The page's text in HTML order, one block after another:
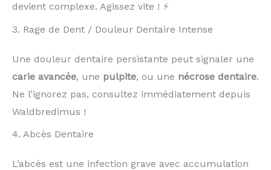
devient complexe. Agissez vite ! ⚡
3. Rage de Dent / Douleur Dentaire Intense
Une douleur dentaire persistante peut signaler une
carie avancée, une pulpite, ou une nécrose dentaire.
Ne l’ignorez pas, consultez immédiatement depuis
Waldbredimus !
4. Abcès Dentaire
L’abcès est une infection grave avec accumulation